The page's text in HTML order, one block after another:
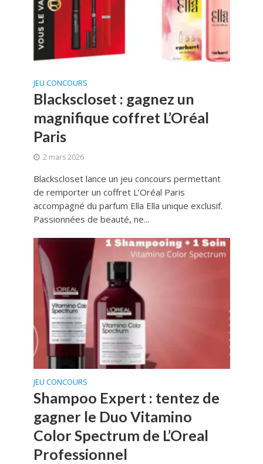
JEU CONCOURS
Blackscloset : gagnez un
magnifique coffret L’Oréal
Paris
2 mars 2026
Blackscloset lance un jeu concours permettant
de remporter un coffret L’Oréal Paris
accompagné du parfum Ella Ella unique exclusif.
Passionnées de beauté, ne...
JEU CONCOURS
Shampoo Expert : tentez de
gagner le Duo Vitamino
Color Spectrum de L’Oreal
Professionnel